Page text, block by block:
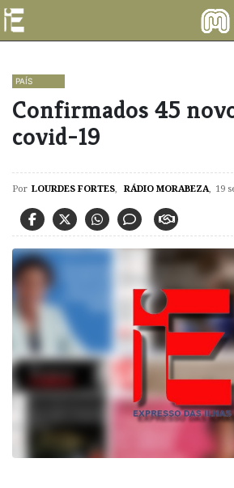
PAÍS
Confirmados 45
covid-19
Por LOURDES FORTES, RÁDIO MORABEZA, 19